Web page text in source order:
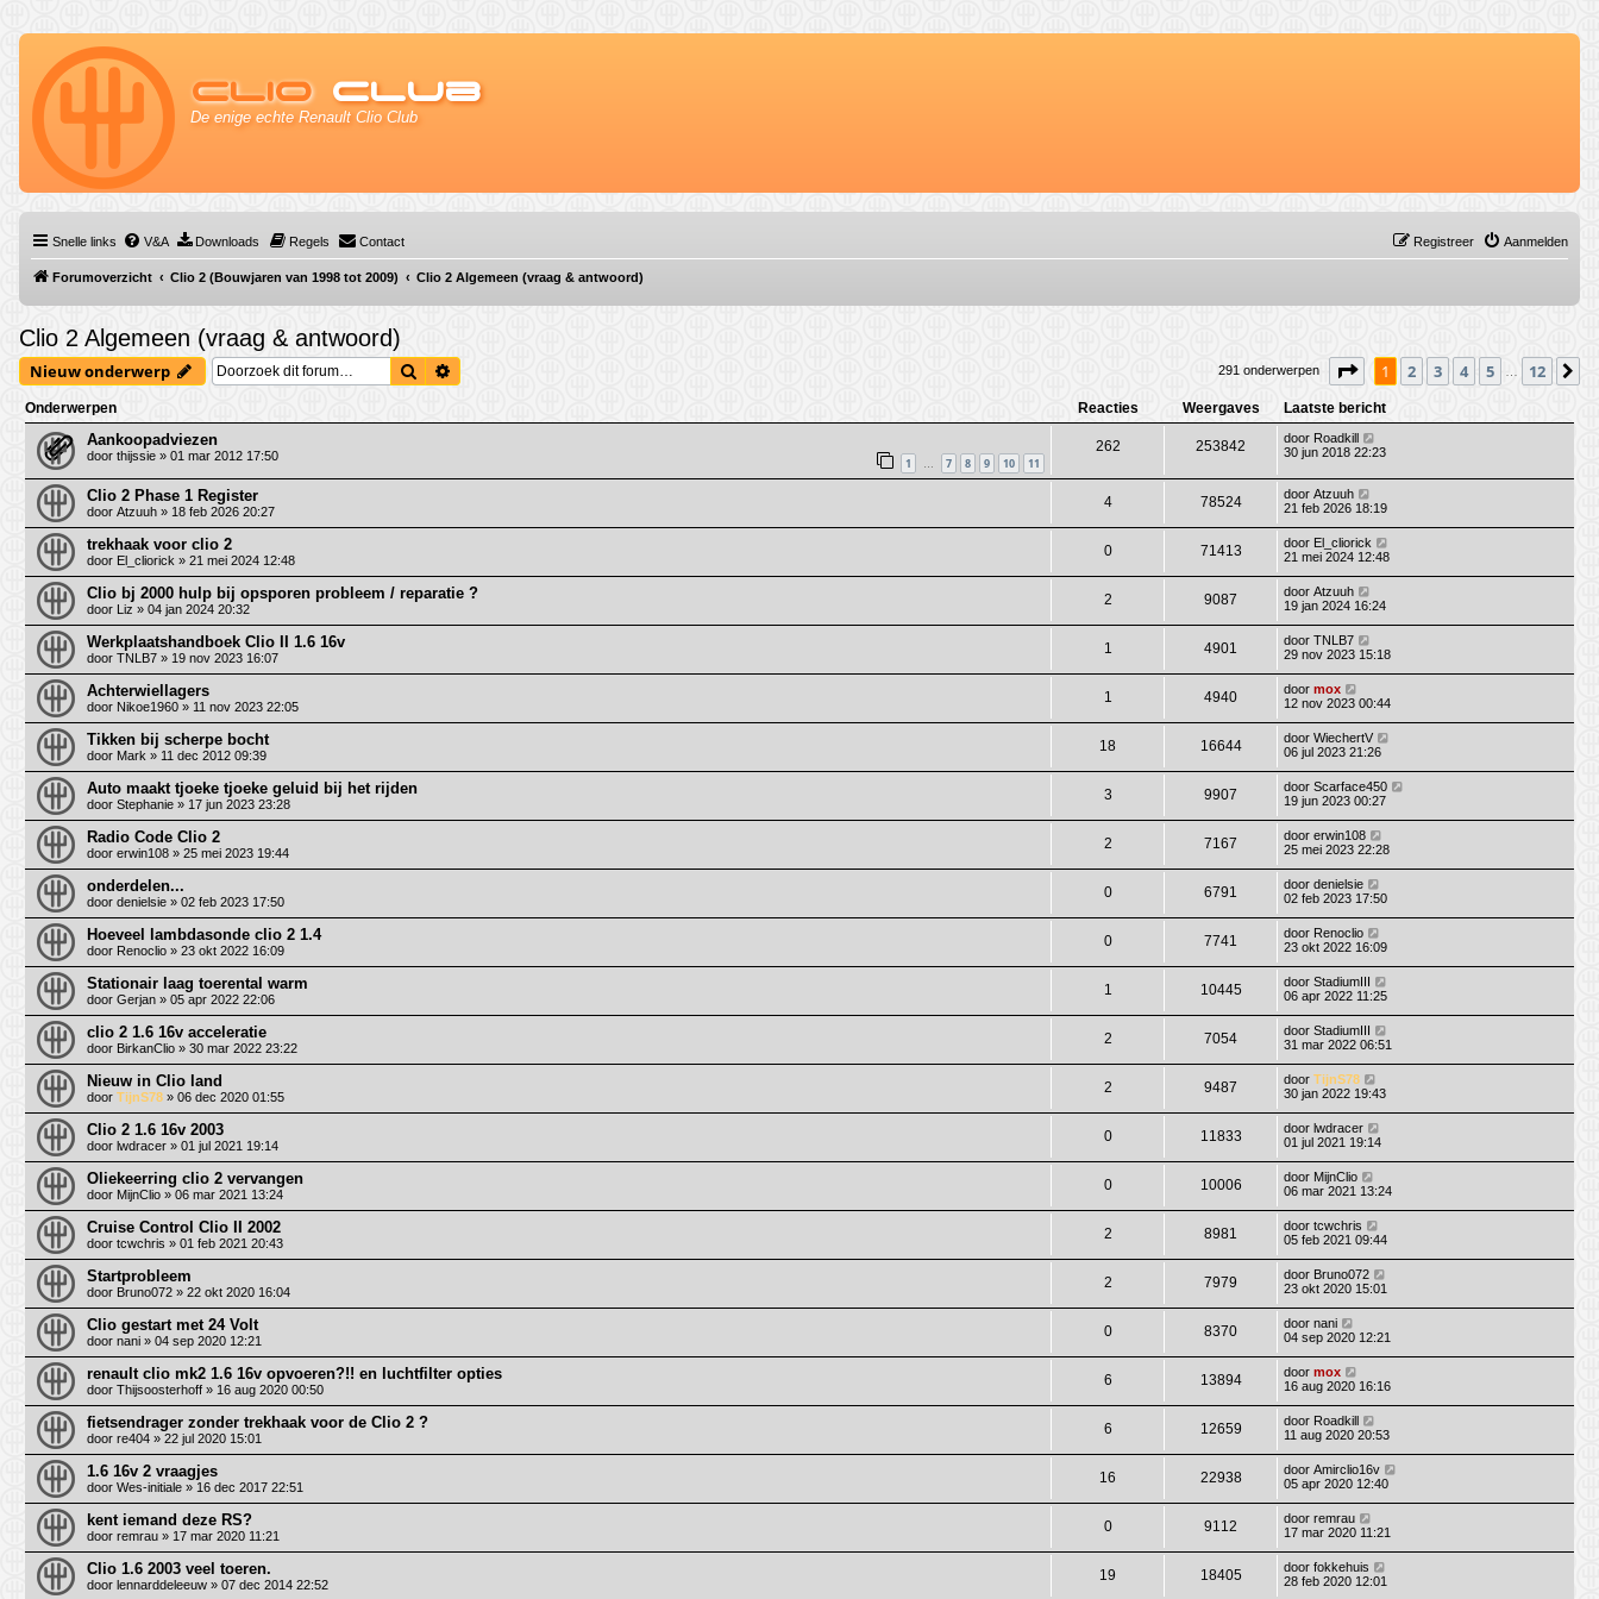
Clio Club
De enige echte Renault Clio Club
Snelle links V&A Downloads Regels Contact Aanmelden
Registreer
Forumoverzicht Clio 2 (Bouwjaren van 1998 tot 2009) Clio 2 Algemeen (vraag & antwoord)
Clio 2 Algemeen (vraag & antwoord)
Nieuw onderwerp Zoek 291 onderwerpen Pagina1 van 12
1 2 3 4 5 12
Onderwerpen Reacties Weergaves Laatste bericht
Aankoopadviezen
door thijssie » 01 mar 2012 17:50 1 … 7 8 9 10 11
262 253842 door Roadkill
30 jun 2018 22:23
Clio 2 Phase 1 Register
door Atzuuh » 18 feb 2026 20:27
4 78524 door Atzuuh
21 feb 2026 18:19
trekhaak voor clio 2
door El_cliorick » 21 mei 2024 12:48
0 71413 door El_cliorick
21 mei 2024 12:48
Clio bj 2000 hulp bij opsporen probleem / reparatie ?
door Liz » 04 jan 2024 20:32
2 9087 door Atzuuh
19 jan 2024 16:24
Werkplaatshandboek Clio II 1.6 16v
door TNLB7 » 19 nov 2023 16:07
1 4901 door TNLB7
29 nov 2023 15:18
Achterwiellagers
door Nikoe1960 » 11 nov 2023 22:05
1 4940 door mox
12 nov 2023 00:44
Tikken bij scherpe bocht
door Mark » 11 dec 2012 09:39
18 16644 door WiechertV
06 jul 2023 21:26
Auto maakt tjoeke tjoeke geluid bij het rijden
door Stephanie » 17 jun 2023 23:28
3 9907 door Scarface450
19 jun 2023 00:27
Radio Code Clio 2
door erwin108 » 25 mei 2023 19:44
2 7167 door erwin108
25 mei 2023 22:28
onderdelen...
door denielsie » 02 feb 2023 17:50
0 6791 door denielsie
02 feb 2023 17:50
Hoeveel lambdasonde clio 2 1.4
door Renoclio » 23 okt 2022 16:09
0 7741 door Renoclio
23 okt 2022 16:09
Stationair laag toerental warm
door Gerjan » 05 apr 2022 22:06
1 10445 door StadiumIII
06 apr 2022 11:25
clio 2 1.6 16v acceleratie
door BirkanClio » 30 mar 2022 23:22
2 7054 door StadiumIII
31 mar 2022 06:51
Nieuw in Clio land
door TijnS78 » 06 dec 2020 01:55
2 9487 door TijnS78
30 jan 2022 19:43
Clio 2 1.6 16v 2003
door lwdracer » 01 jul 2021 19:14
0 11833 door lwdracer
01 jul 2021 19:14
Oliekeerring clio 2 vervangen
door MijnClio » 06 mar 2021 13:24
0 10006 door MijnClio
06 mar 2021 13:24
Cruise Control Clio II 2002
door tcwchris » 01 feb 2021 20:43
2 8981 door tcwchris
05 feb 2021 09:44
Startprobleem
door Bruno072 » 22 okt 2020 16:04
2 7979 door Bruno072
23 okt 2020 15:01
Clio gestart met 24 Volt
door nani » 04 sep 2020 12:21
0 8370 door nani
04 sep 2020 12:21
renault clio mk2 1.6 16v opvoeren?!! en luchtfilter opties
door Thijsoosterhoff » 16 aug 2020 00:50
6 13894 door mox
16 aug 2020 16:16
fietsendrager zonder trekhaak voor de Clio 2 ?
door re404 » 22 jul 2020 15:01
6 12659 door Roadkill
11 aug 2020 20:53
1.6 16v 2 vraagjes
door Wes-initiale » 16 dec 2017 22:51
16 22938 door Amirclio16v
05 apr 2020 12:40
kent iemand deze RS?
door remrau » 17 mar 2020 11:21
0 9112 door remrau
17 mar 2020 11:21
Clio 1.6 2003 veel toeren.
door lennarddeleeuw » 07 dec 2014 22:52
19 18405 door fokkehuis
28 feb 2020 12:01